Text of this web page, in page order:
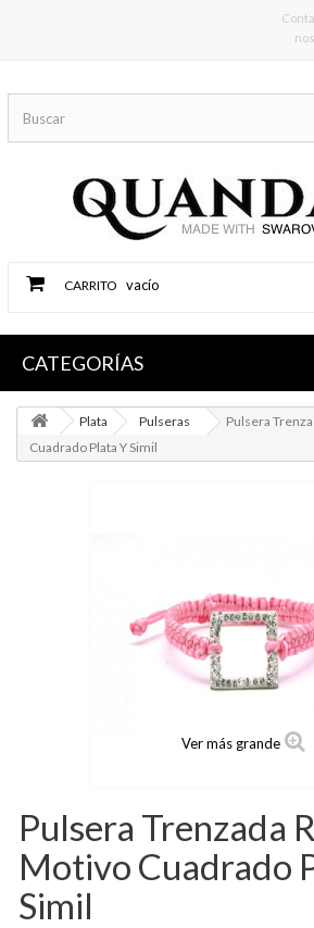
CARRITO vacío
CATEGORÍAS
Plata Pulseras
Pulsera
Cuadrado Plata Y Simil
Ver más grande
Pulsera Trenzada
Motivo Cuadrado
Simil